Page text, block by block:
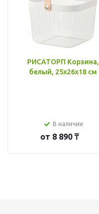
РИСАТОРП Корзина,
белый, 25x26x18 см
В наличии
от 8 890 ₸